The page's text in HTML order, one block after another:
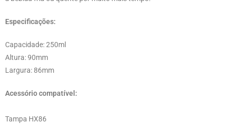
Especificações:
Capacidade: 250ml
Altura: 90mm
Largura: 86mm
Acessório compatível:
Tampa HX86